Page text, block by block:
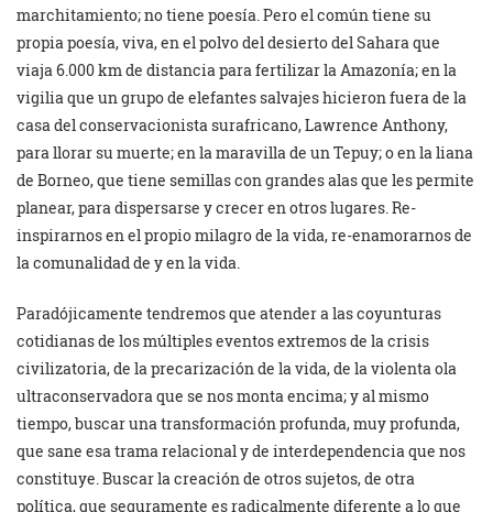
marchitamiento; no tiene poesía. Pero el común tiene su
propia poesía, viva, en el polvo del desierto del Sahara que
viaja 6.000 km de distancia para fertilizar la Amazonía; en la
vigilia que un grupo de elefantes salvajes hicieron fuera de la
casa del conservacionista surafricano, Lawrence Anthony,
para llorar su muerte; en la maravilla de un Tepuy; o en la liana
de Borneo, que tiene semillas con grandes alas que les permite
planear, para dispersarse y crecer en otros lugares. Re-
inspirarnos en el propio milagro de la vida, re-enamorarnos de
la comunalidad de y en la vida.
Paradójicamente tendremos que atender a las coyunturas
cotidianas de los múltiples eventos extremos de la crisis
civilizatoria, de la precarización de la vida, de la violenta ola
ultraconservadora que se nos monta encima; y al mismo
tiempo, buscar una transformación profunda, muy profunda,
que sane esa trama relacional y de interdependencia que nos
constituye. Buscar la creación de otros sujetos, de otra
política, que seguramente es radicalmente diferente a lo que